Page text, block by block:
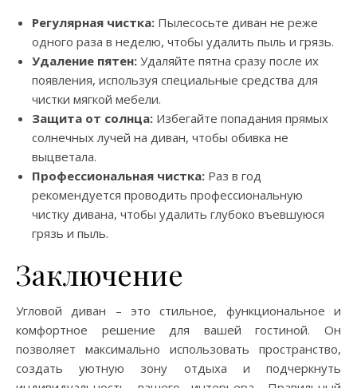
Регулярная чистка: Пылесосьте диван не реже
одного раза в неделю, чтобы удалить пыль и грязь.
Удаление пятен: Удаляйте пятна сразу после их
появления, используя специальные средства для
чистки мягкой мебели.
Защита от солнца: Избегайте попадания прямых
солнечных лучей на диван, чтобы обивка не
выцветала.
Профессиональная чистка: Раз в год
рекомендуется проводить профессиональную
чистку дивана, чтобы удалить глубоко въевшуюся
грязь и пыль.
Заключение
Угловой диван – это стильное, функциональное и
комфортное решение для вашей гостиной. Он
позволяет максимально использовать пространство,
создать уютную зону отдыха и подчеркнуть